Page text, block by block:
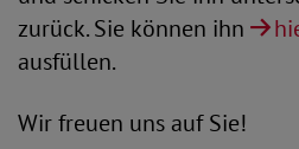
zurück. Sie können ihn
ausfüllen.
Wir freuen uns auf Sie!